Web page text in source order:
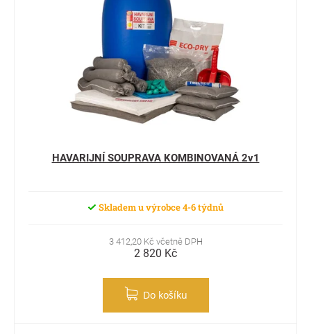
HAVARIJNÍ SOUPRAVA KOMBINOVANÁ 2v1
Skladem u výrobce 4-6 týdnů
3 412,20 Kč včetně DPH
2 820 Kč
Do košíku